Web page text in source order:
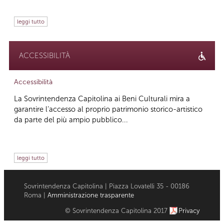
leggi tutto
ACCESSIBILITÀ
Accessibilità
La Sovrintendenza Capitolina ai Beni Culturali mira a
garantire l’accesso al proprio patrimonio storico-artistico
da parte del più ampio pubblico...
leggi tutto
Sovrintendenza Capitolina | Piazza Lovatelli 35 - 00186
Roma | Amministrazione trasparente
© Sovrintendenza Capitolina 2017 Privacy